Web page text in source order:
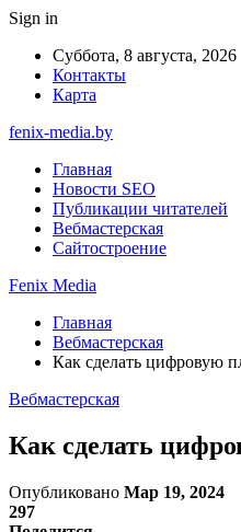
Sign in
Суббота, 8 августа, 2026
Контакты
Карта
fenix-media.by
Главная
Новости SEO
Публикации читателей
Вебмастерская
Сайтостроение
Fenix Media
Главная
Вебмастерская
Как сделать цифровую
Вебмастерская
Как сделать
Опубликовано Мар 19, 2024
297